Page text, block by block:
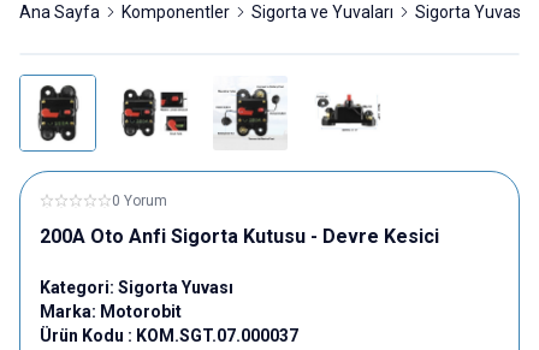
Ana Sayfa Komponentler Sigorta ve Yuvaları Sigorta Yuvası
0 Yorum
200A Oto Anfi Sigorta Kutusu - Devre Kesici
Kategori: Sigorta Yuvası
Marka: Motorobit
Ürün Kodu : KOM.SGT.07.000037